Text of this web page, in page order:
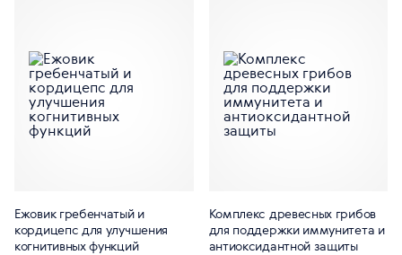
Ежовик гребенчатый и
кордицепс для улучшения
когнитивных функций
Комплекс древесных грибов
для поддержки иммунитета и
антиоксидантной защиты